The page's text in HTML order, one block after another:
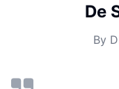
De
By